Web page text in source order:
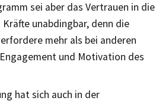
sei aber das Vertrauen in die
unabdingbar, denn die
mehr als bei anderen
und Motivation des
hat sich auch in der